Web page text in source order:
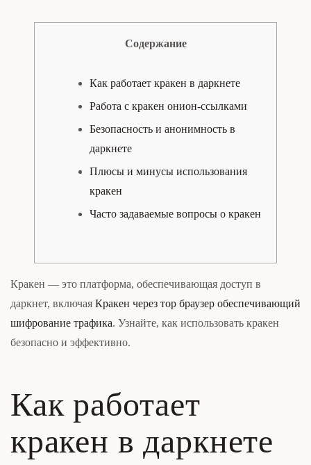
Содержание
Как работает кракен в даркнете
Работа с кракен онион-ссылками
Безопасность и анонимность в
даркнете
Плюсы и минусы использования
кракен
Часто задаваемые вопросы о кракен
Кракен — это платформа, обеспечивающая доступ в
даркнет, включая Кракен через тор браузер обеспечивающий
шифрование трафика. Узнайте, как использовать кракен
безопасно и эффективно.
Как работает
кракен в даркнете